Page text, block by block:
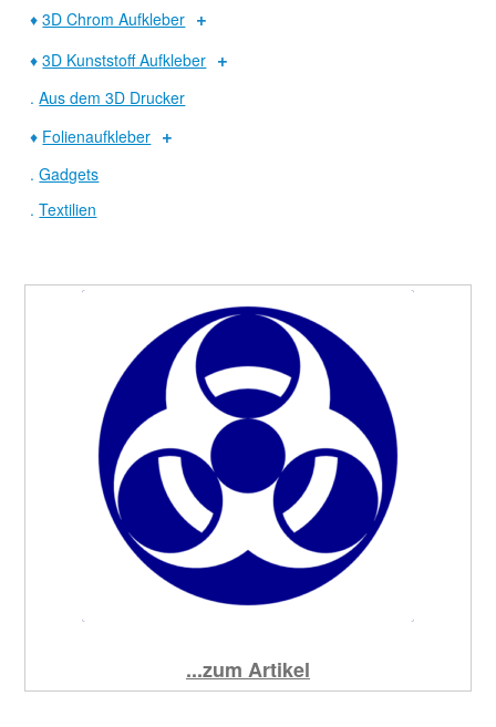
♦3D Chrom Aufkleber
♦3D Kunststoff Aufkleber
.Aus dem 3D Drucker
♦ Folienaufkleber
.Gadgets
.Textilien
...zum Artikel